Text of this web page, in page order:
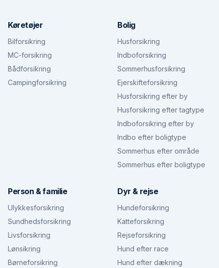
Køretøjer
Bilforsikring
MC-forsikring
Bådforsikring
Campingforsikring
Bolig
Husforsikring
Indboforsikring
Sommerhusforsikring
Ejerskifteforsikring
Husforsikring efter by
Husforsikring efter tagtype
Indboforsikring efter by
Indbo efter boligtype
Sommerhus efter område
Sommerhus efter boligtype
Person & familie
Ulykkesforsikring
Sundhedsforsikring
Livsforsikring
Lønsikring
Børneforsikring
Dyr & rejse
Hundeforsikring
Katteforsikring
Rejseforsikring
Hund efter race
Hund efter dækning